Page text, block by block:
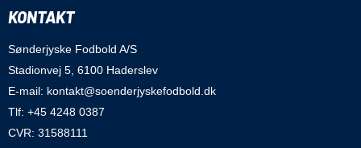
KONTAKT
Sønderjyske Fodbold A/S
Stadionvej 5, 6100 Haderslev
E-mail: kontakt@soenderjyskefodbold.dk
Tlf: +45 4248 0387
CVR: 31588111